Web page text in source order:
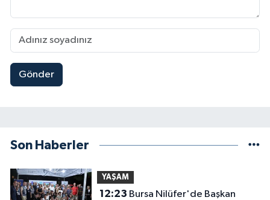
Gönder
Son Haberler
YAŞAM
12:23